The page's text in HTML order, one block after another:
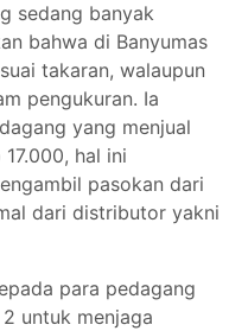
sedang banyak
bahwa di Banyumas
takaran, walaupun
pengukuran. Ia
yang menjual
hal ini
pasokan dari
dari distributor yakni
para pedagang
untuk menjaga